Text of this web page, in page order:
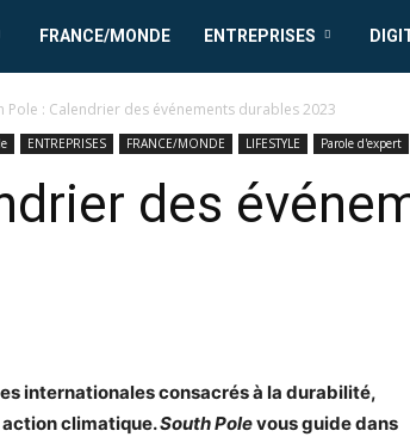
FRANCE/MONDE ENTREPRISES
Pole : Calendrier des événements durables 2023
ENTREPRISES FRANCE/MONDE LIFESTYLE Parole d'expert
des
internationales consacrés à la durabilité,
climatique.South Polevous guide dans